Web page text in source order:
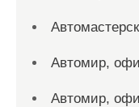
Автомир,
Автомир,